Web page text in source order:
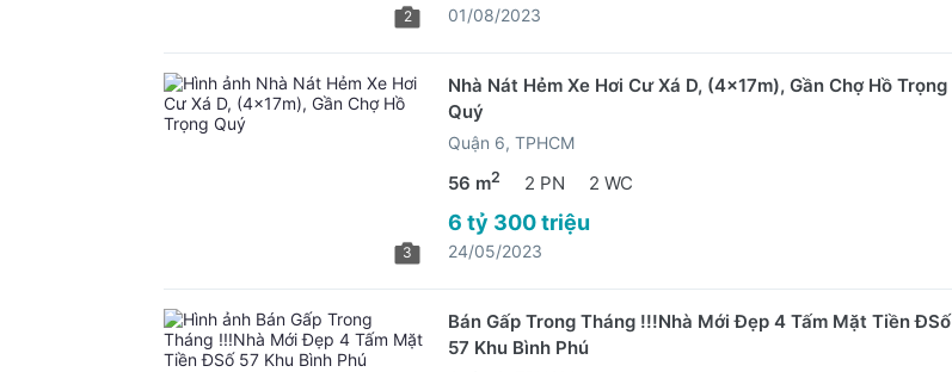
2 01/08/2023
3
Nhà Nát Hẻm Xe Hơi Cư Xá D, (4x17m), Gần Chợ Hồ Trọng
Quý
Quận 6, TPHCM
56 m2 2 PN 2 WC
6 tỷ 300 triệu
24/05/2023
Bán Gấp Trong Tháng !!!Nhà Mới Đẹp 4 Tấm Mặt Tiền ĐSố
57 Khu Bình Phú